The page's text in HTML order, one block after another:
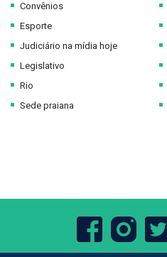
Convênios
Esporte
Judiciário na mídia hoje
Legislativo
Rio
Sede praiana